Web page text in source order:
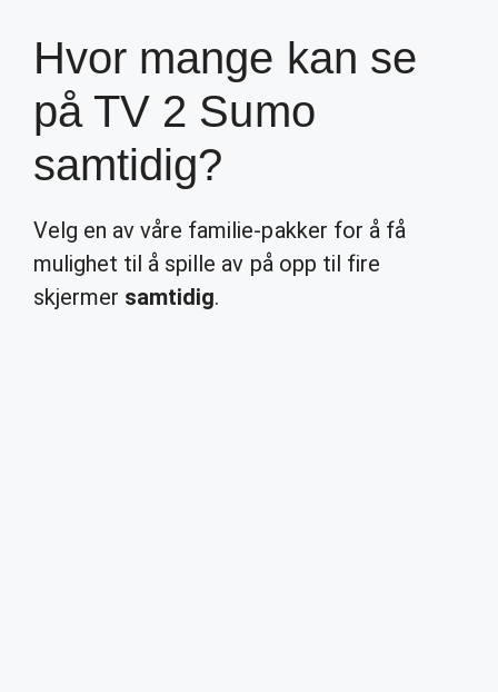
Hvor mange kan se
på TV 2 Sumo
samtidig?
Velg en av våre familie-pakker for å få
mulighet til å spille av på opp til fire
skjermer samtidig.